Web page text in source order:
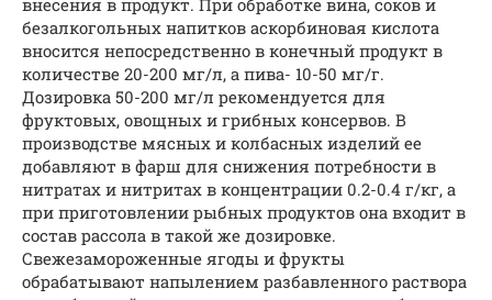
безалкогольных напитков аскорбиновая кислота
вносится непосредственно в конечный продукт в
количестве 20-200 мг/л, а пива- 10-50 мг/г.
Дозировка 50-200 мг/л рекомендуется для
фруктовых, овощных и грибных консервов. В
производстве мясных и колбасных изделий ее
добавляют в фарш для снижения потребности в
нитратах и нитритах в концентрации 0.2-0.4 г/кг, а
при приготовлении рыбных продуктов она входит в
состав рассола в такой же дозировке.
Свежезамороженные ягоды и фрукты
обрабатывают напылением разбавленного раствора